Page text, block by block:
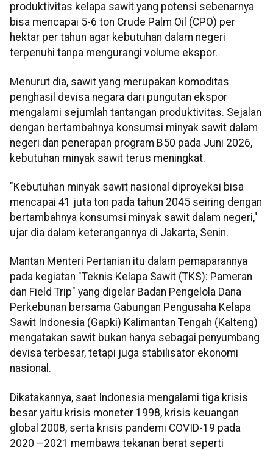
produktivitas kelapa sawit yang potensi sebenarnya
bisa mencapai 5-6 ton Crude Palm Oil (CPO) per
hektar per tahun agar kebutuhan dalam negeri
terpenuhi tanpa mengurangi volume ekspor.
Menurut dia, sawit yang merupakan komoditas
penghasil devisa negara dari pungutan ekspor
mengalami sejumlah tantangan produktivitas. Sejalan
dengan bertambahnya konsumsi minyak sawit dalam
negeri dan penerapan program B50 pada Juni 2026,
kebutuhan minyak sawit terus meningkat.
"Kebutuhan minyak sawit nasional diproyeksi bisa
mencapai 41 juta ton pada tahun 2045 seiring dengan
bertambahnya konsumsi minyak sawit dalam negeri,"
ujar dia dalam keterangannya di Jakarta, Senin.
Mantan Menteri Pertanian itu dalam pemaparannya
pada kegiatan "Teknis Kelapa Sawit (TKS): Pameran
dan Field Trip" yang digelar Badan Pengelola Dana
Perkebunan bersama Gabungan Pengusaha Kelapa
Sawit Indonesia (Gapki) Kalimantan Tengah (Kalteng)
mengatakan sawit bukan hanya sebagai penyumbang
devisa terbesar, tetapi juga stabilisator ekonomi
nasional.
Dikatakannya, saat Indonesia mengalami tiga krisis
besar yaitu krisis moneter 1998, krisis keuangan
global 2008, serta krisis pandemi COVID-19 pada
2020 –2021 membawa tekanan berat seperti